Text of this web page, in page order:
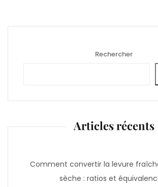
Rechercher
Articles récents
Comment convertir la levure
sèche : ratios et